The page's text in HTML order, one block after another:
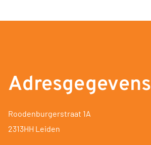
Adresgegevens
Roodenburgerstraat 1A
2313HH Leiden